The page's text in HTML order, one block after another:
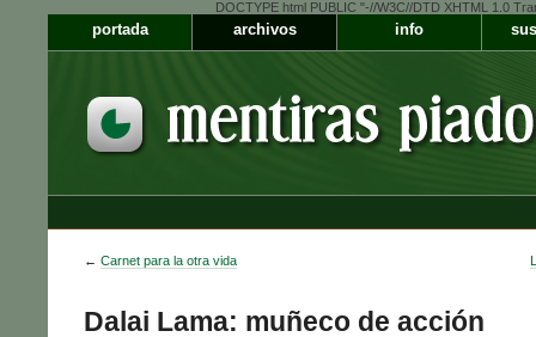
DOCTYPE html PUBLIC "-//W3C//DTD XHTML 1.0
portada archivos info
← Carnet para la otra vida
Dalai Lama: muñeco de acción